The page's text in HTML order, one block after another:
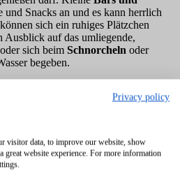
und Snacks an und es kann herrlich
sich ein ruhiges Plätzchen
Ausblick auf das umliegende,
sich beim Schnorcheln oder
begeben.
vor der Küste tummeln sich in
Fischezwischen prächtigen, bunten
für seine Artenvielfalt und
Privacy policy
visitor data, to improve our website, show
great website experience. For more information